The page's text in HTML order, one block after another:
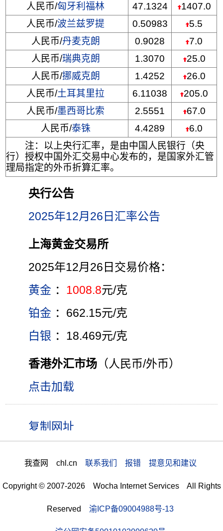
人民币/匈牙利福林 47.1324
1407.0
人民币/波兰兹罗提 0.50983
5.5
人民币/丹麦克朗 0.9028
7.0
人民币/瑞典克朗 1.3070
25.0
人民币/挪威克朗 1.4252
26.0
人民币/土耳其里拉 6.11038
205.0
人民币/墨西哥比索 2.5551
67.0
人民币/泰铢 4.4289
6.0
注：以上央行汇率，是由中国人民银行（央
行）授权中国外汇交易中心发布的，是国家外汇管
理局指定的外币折算汇率。
央行公告
2025年12月26日汇率公告
上海黄金交易所
2025年12月26日交易价格：
黄金 ： 1008.8元/克
铂金 ：662.15元/克
白银 ：18.469元/克
香港外汇市场 （人民币/外币）
点击加载
我查网 chl.cn 联系我们 报错 提意见和建议
Copyright © 2007-2026 Wocha Internet Services All Rights
Reserved 渝ICP备09004988号-13